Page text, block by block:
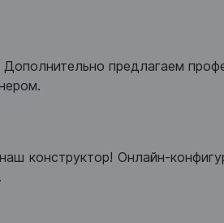
предлагаем
конструктор! Онлайн-